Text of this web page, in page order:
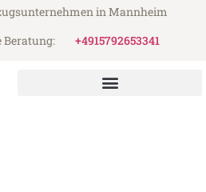
in Mannheim
Beratung:
+4915792653341